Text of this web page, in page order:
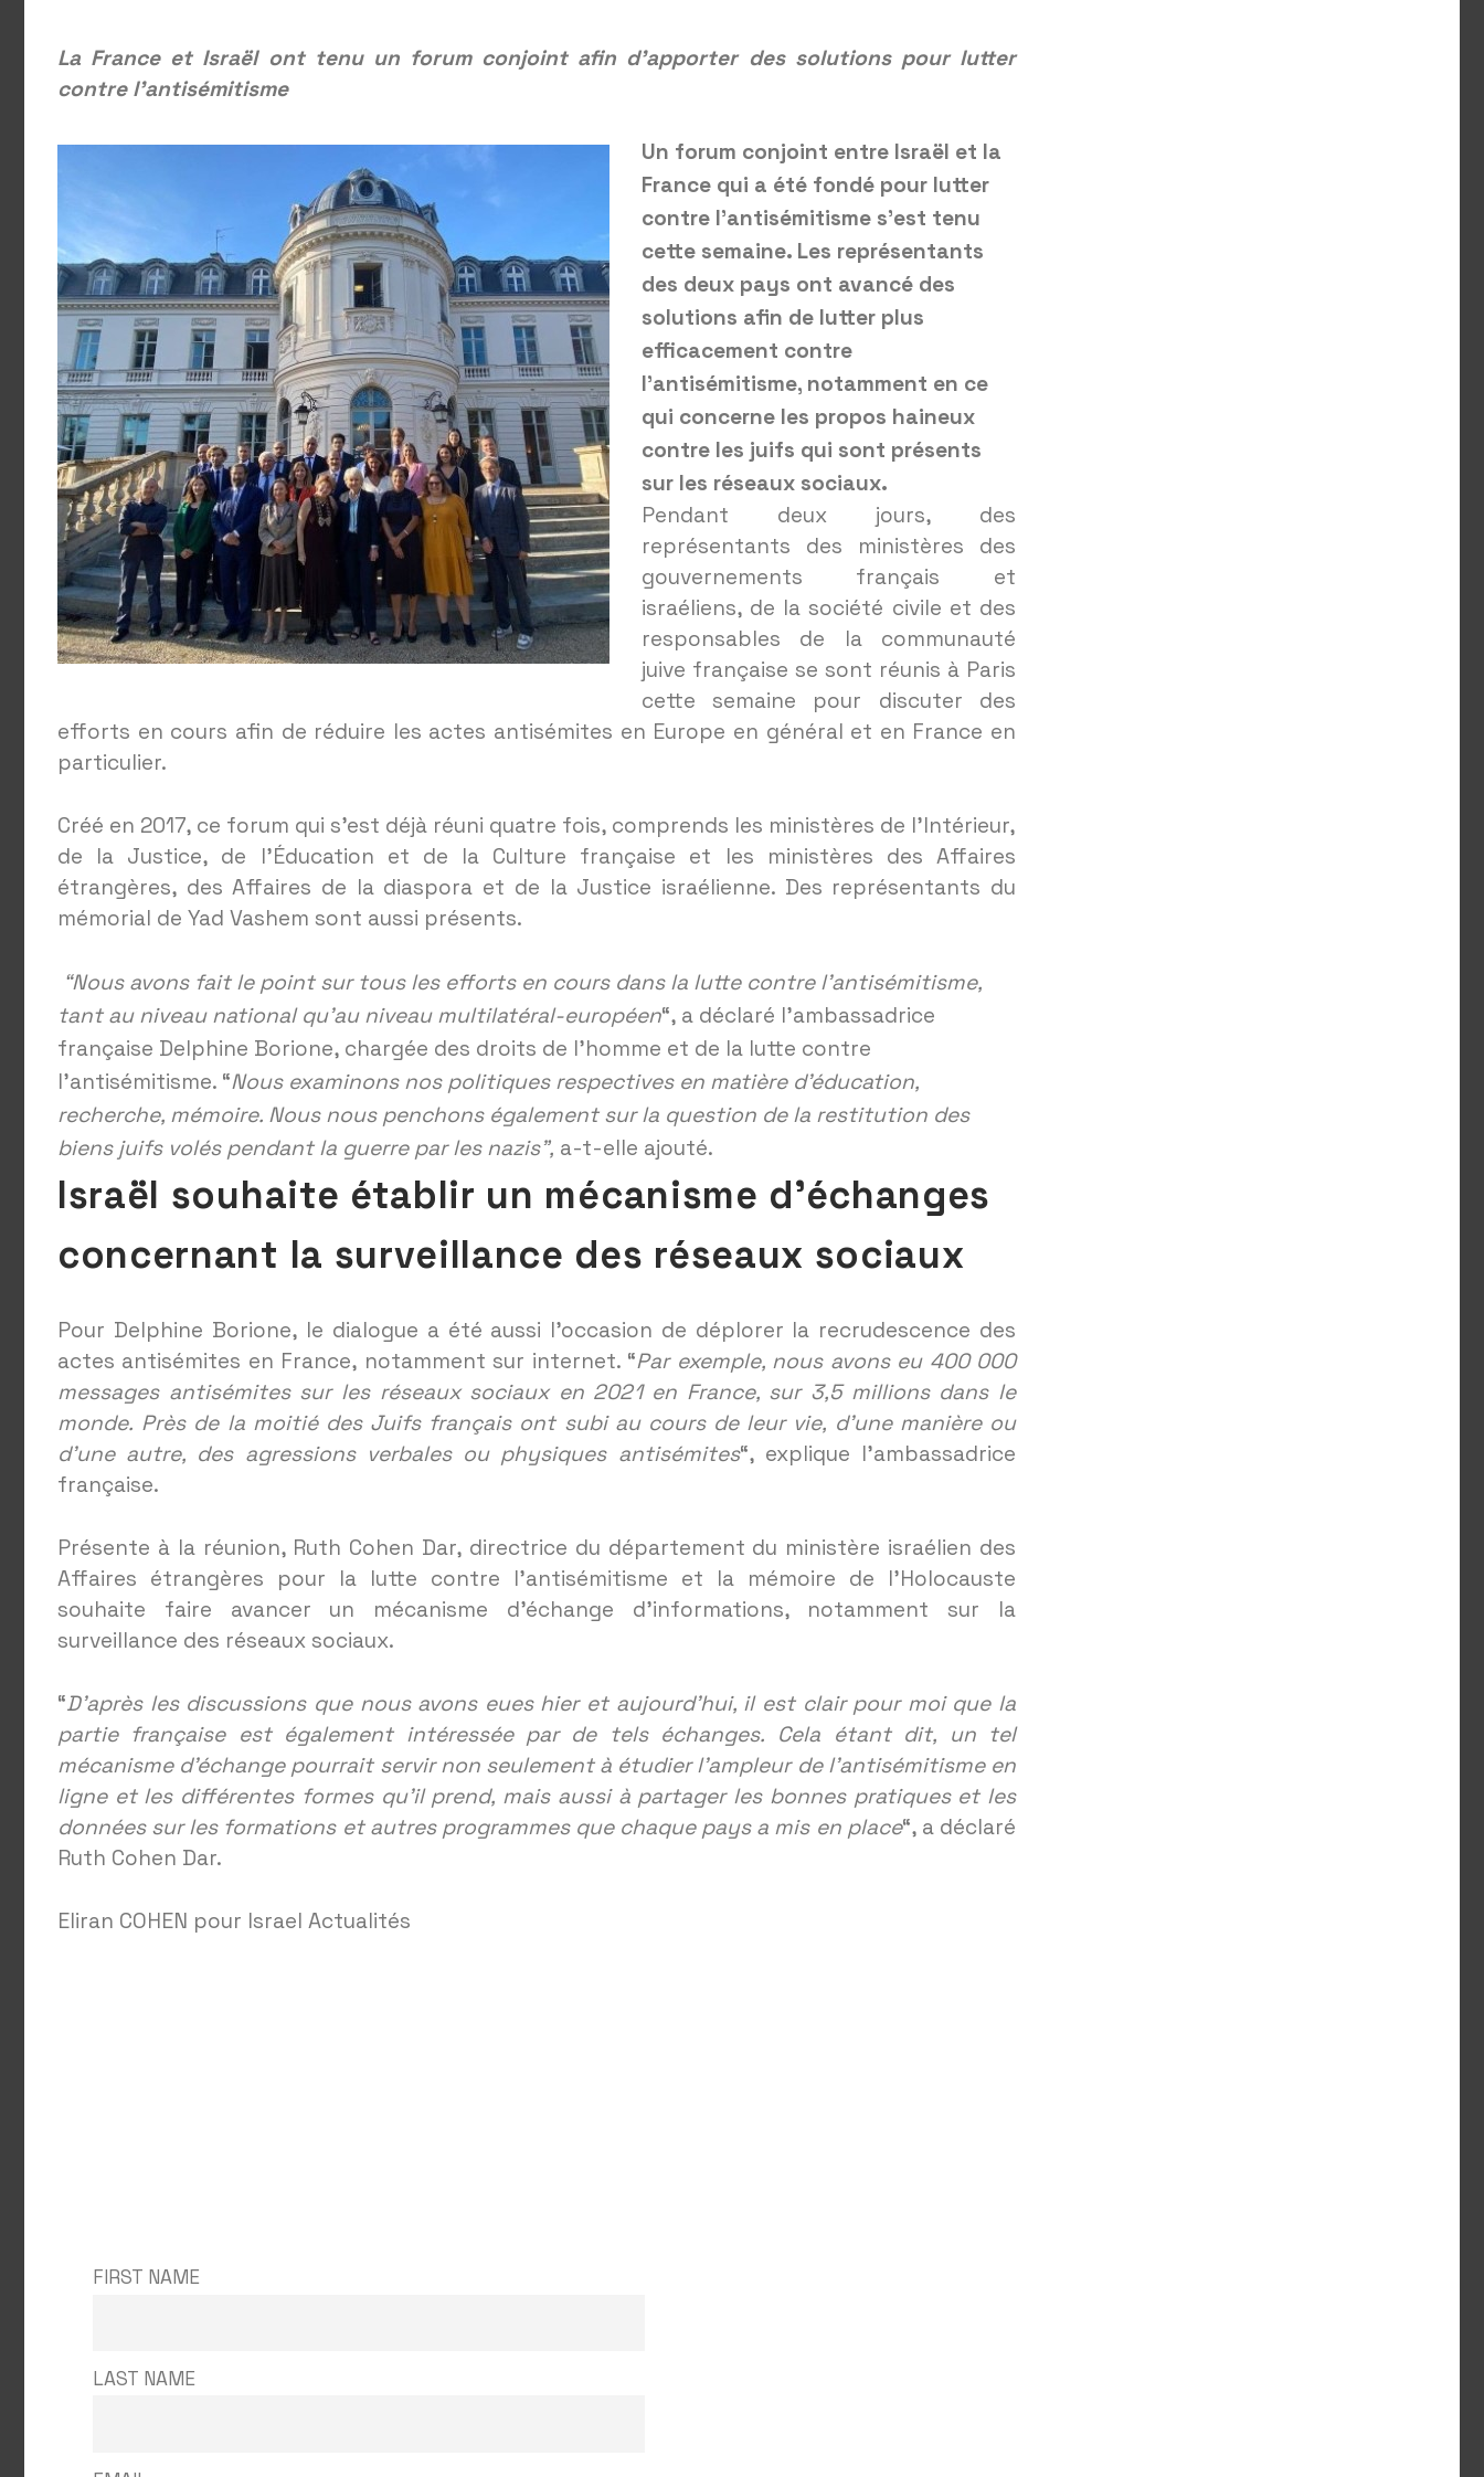
La France et Israël ont tenu un forum conjoint afin d’apporter des solutions pour lutter
contre l’antisémitisme
Un forum conjoint entre Israël et la
France qui a été fondé pour lutter
contre l’antisémitisme s’est tenu
cette semaine. Les représentants
des deux pays ont avancé des
solutions afin de lutter plus
efficacement contre
l’antisémitisme, notamment en ce
qui concerne les propos haineux
contre les juifs qui sont présents
sur les réseaux sociaux.
Pendant deux jours, des
représentants des ministères des
gouvernements français et
israéliens, de la société civile et des
responsables de la communauté
juive française se sont réunis à Paris
cette semaine pour discuter des
efforts en cours afin de réduire les actes antisémites en Europe en général et en France en
particulier.
Créé en 2017, ce forum qui s’est déjà réuni quatre fois, comprends les ministères de l’Intérieur,
de la Justice, de l’Éducation et de la Culture française et les ministères des Affaires
étrangères, des Affaires de la diaspora et de la Justice israélienne. Des représentants du
mémorial de Yad Vashem sont aussi présents.
“Nous avons fait le point sur tous les efforts en cours dans la lutte contre l’antisémitisme,
tant au niveau national qu’au niveau multilatéral-européen“, a déclaré l’ambassadrice
française Delphine Borione, chargée des droits de l’homme et de la lutte contre
l’antisémitisme. “Nous examinons nos politiques respectives en matière d’éducation,
recherche, mémoire. Nous nous penchons également sur la question de la restitution des
biens juifs volés pendant la guerre par les nazis”, a-t-elle ajouté.
Israël souhaite établir un mécanisme d’échanges
concernant la surveillance des réseaux sociaux
Pour Delphine Borione, le dialogue a été aussi l’occasion de déplorer la recrudescence des
actes antisémites en France, notamment sur internet. “Par exemple, nous avons eu 400 000
messages antisémites sur les réseaux sociaux en 2021 en France, sur 3,5 millions dans le
monde. Près de la moitié des Juifs français ont subi au cours de leur vie, d’une manière ou
d’une autre, des agressions verbales ou physiques antisémites“, explique l’ambassadrice
française.
Présente à la réunion, Ruth Cohen Dar, directrice du département du ministère israélien des
Affaires étrangères pour la lutte contre l’antisémitisme et la mémoire de l’Holocauste
souhaite faire avancer un mécanisme d’échange d’informations, notamment sur la
surveillance des réseaux sociaux.
“D’après les discussions que nous avons eues hier et aujourd’hui, il est clair pour moi que la
partie française est également intéressée par de tels échanges. Cela étant dit, un tel
mécanisme d’échange pourrait servir non seulement à étudier l’ampleur de l’antisémitisme en
ligne et les différentes formes qu’il prend, mais aussi à partager les bonnes pratiques et les
données sur les formations et autres programmes que chaque pays a mis en place“, a déclaré
Ruth Cohen Dar.
Eliran COHEN pour Israel Actualités
FIRST NAME
LAST NAME